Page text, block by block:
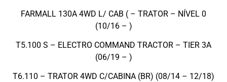
FARMALL 130A 4WD L/ CAB ( – TRATOR – NÍVEL 0
(10/16 – )
T5.100 S – ELECTRO COMMAND TRACTOR – TIER 3A
(06/19 – )
T6.110 – TRATOR 4WD C/CABINA (BR) (08/14 – 12/18)